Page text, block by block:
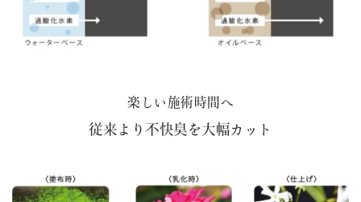
楽しい施術時間へ
従来より不快臭を大幅カット